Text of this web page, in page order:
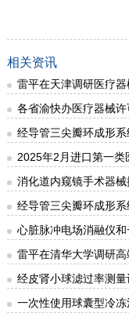
相关资讯
雷平在天津调研医疗
各省渝快办医疗器械
经导管三尖瓣环成形
2025年2月进口第一类
消化道内窥镜手术器
经导管三尖瓣环成形
心脏脉冲电场消融仪
雷平在清华大学调研
经皮肾小球滤过率测
一次性使用球囊型冷